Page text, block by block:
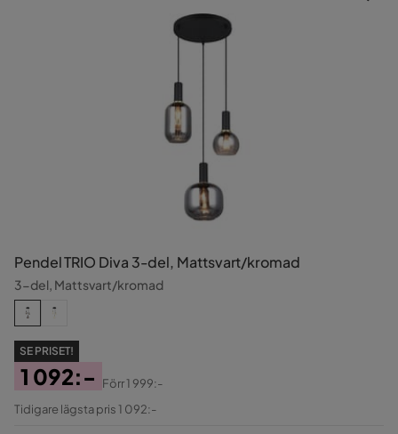
Pendel TRIO Diva 3-del, Mattsvart/kromad
3-del, Mattsvart/kromad
SE PRISET!
Pris
1 092:-
Original
Förr1 999:-
Tidigare lägsta pris 1 092:-